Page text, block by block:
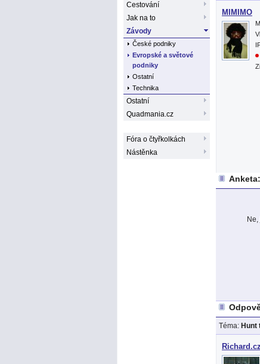
Cestování
Jak na to
Závody
České podniky
Evropské a světové
podniky
Ostatní
Technika
Ostatní
Quadmania.cz
Fóra o čtyřkolkách
Nástěnka
MIMIMO
Téma: Hunt
Richard.cz